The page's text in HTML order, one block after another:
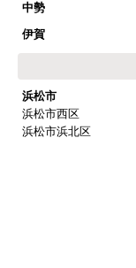
中勢
伊賀
浜松市
浜松市西区
浜松市浜北区